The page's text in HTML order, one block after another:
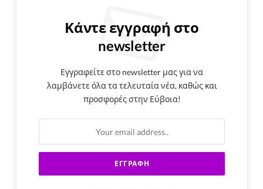
Κάντε εγγραφή στο
newsletter
Εγγραφείτε στο newsletter μας για να
λαμβάνετε όλα τα τελευταία νέα, καθώς και
προσφορές στην Εύβοια!